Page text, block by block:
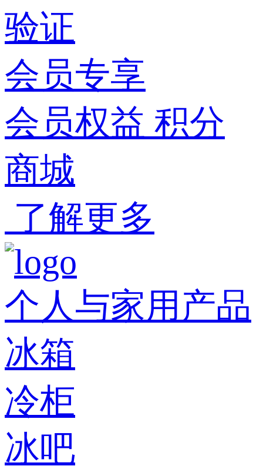
验证
会员专享
会员权益 积分
商城
了解更多
个人与家用产品
冰箱
冷柜
冰吧